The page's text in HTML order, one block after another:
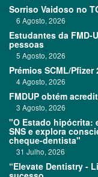
Sorriso Vaidoso no
6 Agosto, 2026
Estudantes da FMD-
pessoas
5 Agosto, 2026
Prémios SCML/
4 Agosto, 2026
FMDUP obtém
3 Agosto, 2026
"O Estado hipócrita:
SNS e explora
cheque-dentista"
31 Julho, 2026
“Elevate Dentistry -